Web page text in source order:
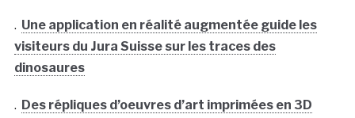
. Une application en réalité augmentée guide les
visiteurs du Jura Suisse sur les traces des
dinosaures
. Des répliques d’oeuvres d’art imprimées en 3D